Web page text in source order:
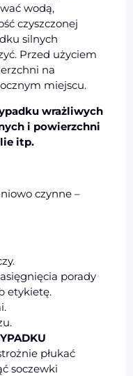
wodą,
czyszczonej
silnych
Przed użyciem
na
miejscu.
wrażliwych
i powierzchni
itp.
czynne –
porady
etykietę.
płukać
soczewki